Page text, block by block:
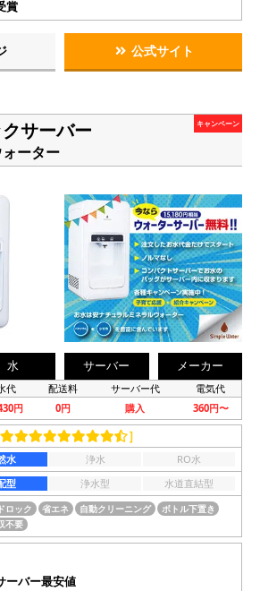
賞
公式サイト
サーバー
ーター
キャンペーン
水 サーバー メーカー
代 配送料 サーバー代 電気代
円 0円 購入 360円〜
］
水 浄水
RO水
型 浄水型
水道直結型
ロック 省エネ 自動クリーニング
ボトル下置き
不要
ーバー最安値